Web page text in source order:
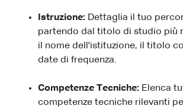
Istruzione: Dettaglia il tuo
partendo dal titolo di studio più
il nome dell'istituzione, il titolo
date di frequenza.
Competenze Tecniche: Elenca
competenze tecniche rilevanti